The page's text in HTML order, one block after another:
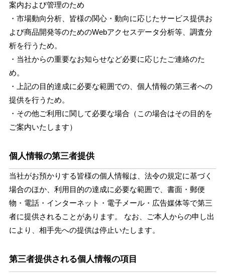
案内および管理のため
・市場動向分析、皆様の関心・動向に応じたサービス提供お
よび商品開発等のためのWebアクセスデータ分析等、調査分
析を行うため。
・当社からの重要なお知らせなど必要に応じたご連絡のた
め。
・上記の目的達成に必要な範囲での、個人情報の第三者への
提供を行うため。
・その他ご利用に関して必要な場合（この場合はその目的を
ご案内いたします）
個人情報の第三者提供
当社がお預かりする皆様の個人情報は、法令の規定に基づく
場合のほか、利用目的の達成に必要な範囲で、書面・郵便
物・電話・インターネット・電子メール・広告媒体等で第三
者に提供されることがあります。 なお、ご本人からの申し出
により、相手先への提供は停止いたします。
第三者提供される個人情報の項目